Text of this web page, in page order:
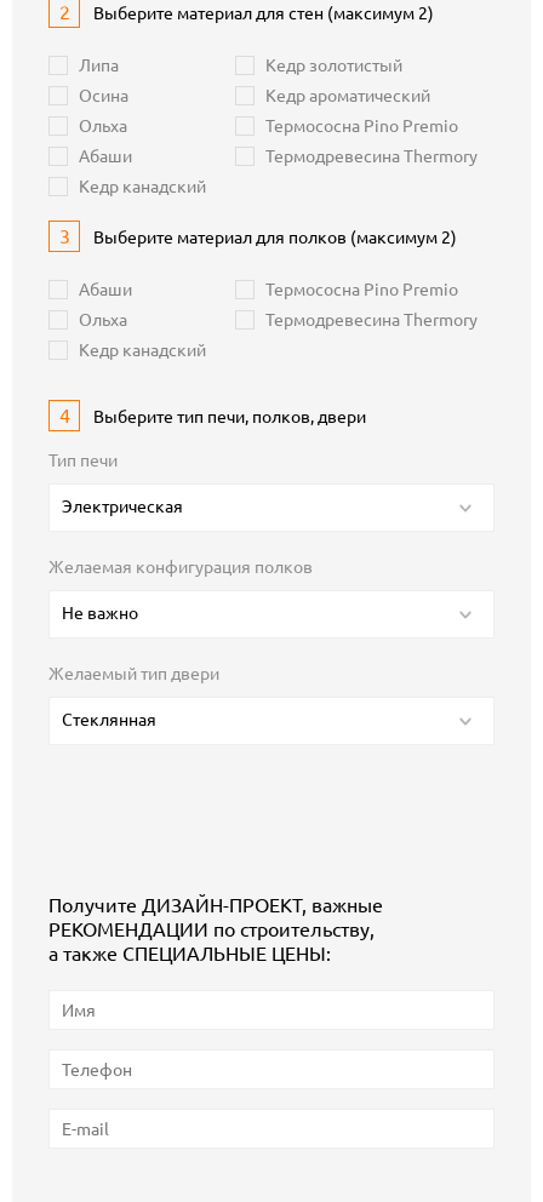
2 Выберите материал для стен (максимум 2)
Липа
Осина
Ольха
Абаши
Кедр канадский
Кедр золотистый
Кедр ароматический
Термососна Pino Premio
Термодревесина Thermory
3 Выберите материал для полков (максимум 2)
Абаши
Ольха
Кедр канадский
Термососна Pino Premio
Термодревесина Thermory
4 Выберите тип печи, полков, двери
Тип печи
Электрическая
Желаемая конфигурация полков
Не важно
Желаемый тип двери
Стеклянная
Получите ДИЗАЙН-ПРОЕКТ, важные
РЕКОМЕНДАЦИИ по строительству,
а также СПЕЦИАЛЬНЫЕ ЦЕНЫ: